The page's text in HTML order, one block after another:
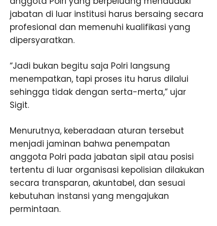
jabatan di luar institusi harus bersaing secara
profesional dan memenuhi kualifikasi yang
dipersyaratkan.
“Jadi bukan begitu saja Polri langsung
menempatkan, tapi proses itu harus dilalui
sehingga tidak dengan serta-merta,” ujar
Sigit.
Menurutnya, keberadaan aturan tersebut
menjadi jaminan bahwa penempatan
anggota Polri pada jabatan sipil atau posisi
tertentu di luar organisasi kepolisian dilakukan
secara transparan, akuntabel, dan sesuai
kebutuhan instansi yang mengajukan
permintaan.